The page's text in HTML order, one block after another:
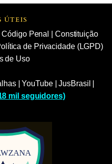
ÚTEIS
Código Penal
Constituição
de Privacidade (LGPD)
de Uso
|YouTube|JusBrasil
mil seguidores)